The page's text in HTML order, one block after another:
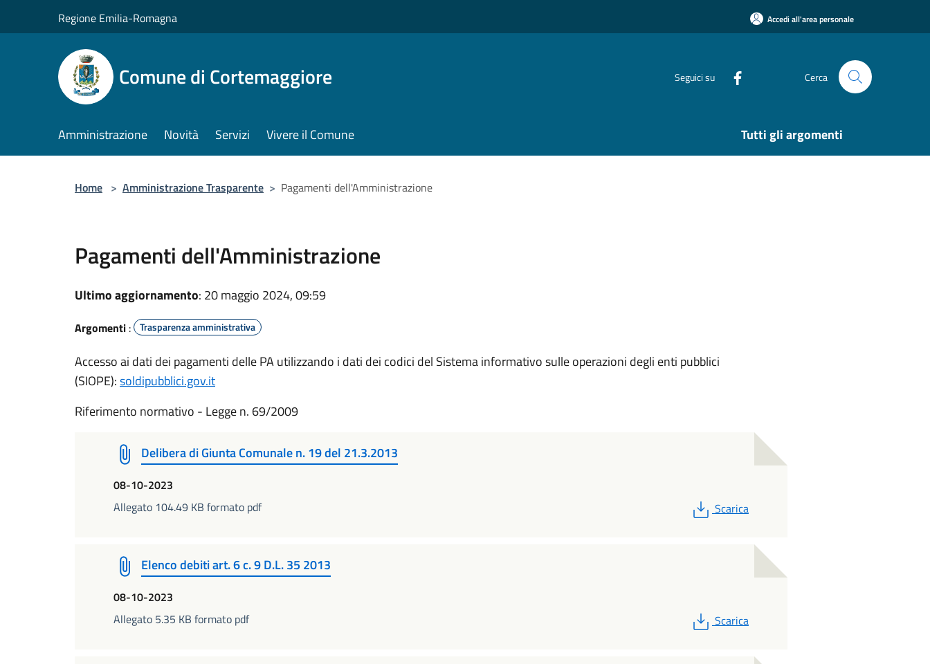
Regione Emilia-Romagna Accedi all'area personale
Comune di Cortemaggiore Seguici su Cerca
Amministrazione Novità Servizi Vivere il Comune Tutti gli argomenti
Home > Amministrazione Trasparente > Pagamenti dell'Amministrazione
Pagamenti dell'Amministrazione
Ultimo aggiornamento: 20 maggio 2024, 09:59
Argomenti : Trasparenza amministrativa
Accesso ai dati dei pagamenti delle PA utilizzando i dati dei codici del Sistema informativo sulle operazioni degli enti pubblici
(SIOPE):soldipubblici.gov.it
Riferimento normativo - Legge n. 69/2009
Delibera di Giunta Comunale n. 19 del 21.3.2013
08-10-2023
Allegato 104.49 KB formato pdf
PDF
Scarica
Elenco debiti art. 6 c. 9 D.L. 35 2013
08-10-2023
Allegato 5.35 KB formato pdf
PDF
Scarica